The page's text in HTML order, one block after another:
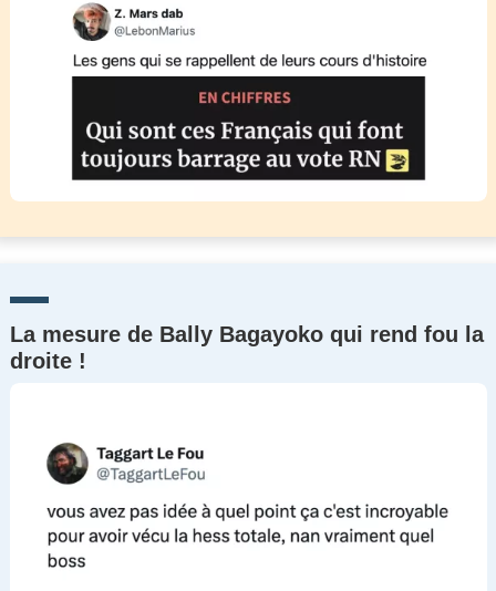
La mesure de Bally Bagayoko qui rend fou la
droite !